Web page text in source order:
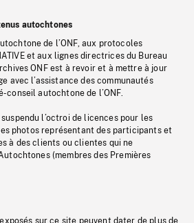
autochtones
de l’ONF, aux protocoles
et aux lignes directrices du Bureau
ONF est à revoir et à mettre à jour
avec l’assistance des communautés
conseil autochtone de l’ONF.
l’octroi de licences pour les
photos représentant des participants et
à des clients ou clientes qui ne
(membres des Premières
sur ce site peuvent dater de plus de